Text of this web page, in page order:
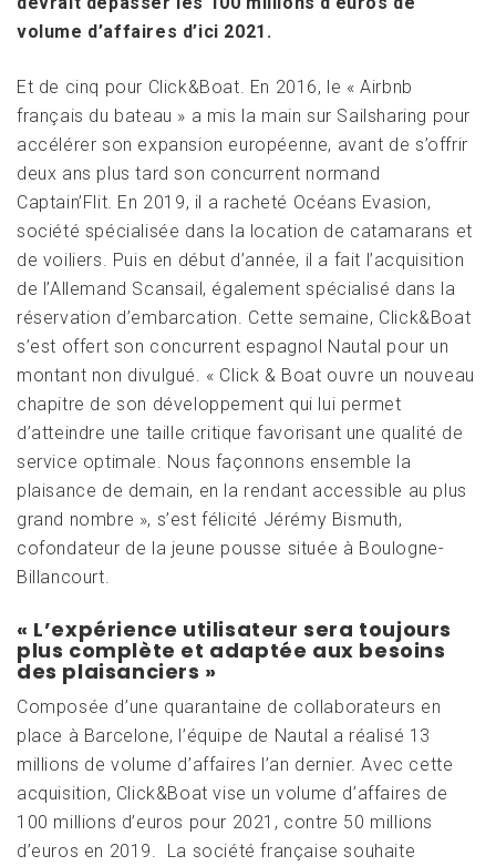
volume d’affaires d’ici 2021.
Et de cinq pour Click&Boat. En 2016, le « Airbnb
français du bateau » a mis la main sur Sailsharing pour
accélérer son expansion européenne, avant de s’offrir
deux ans plus tard son concurrent normand
Captain’Flit. En 2019, il a racheté Océans Evasion,
société spécialisée dans la location de catamarans et
de voiliers. Puis en début d’année, il a fait l’acquisition
de l’Allemand Scansail, également spécialisé dans la
réservation d’embarcation. Cette semaine, Click&Boat
s’est offert son concurrent espagnol Nautal pour un
montant non divulgué. « Click & Boat ouvre un nouveau
chapitre de son développement qui lui permet
d’atteindre une taille critique favorisant une qualité de
service optimale. Nous façonnons ensemble la
plaisance de demain, en la rendant accessible au plus
grand nombre », s’est félicité Jérémy Bismuth,
cofondateur de la jeune pousse située à Boulogne-
Billancourt.
« L’expérience utilisateur sera toujours
plus complète et adaptée aux besoins
des plaisanciers »
Composée d’une quarantaine de collaborateurs en
place à Barcelone, l’équipe de Nautal a réalisé 13
millions de volume d’affaires l’an dernier. Avec cette
acquisition, Click&Boat vise un volume d’affaires de
100 millions d’euros pour 2021, contre 50 millions
d’euros en 2019. La société française souhaite